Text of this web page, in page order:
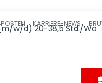
Navigation
KARRIERE-NEWS
w/d) 20-38,5 Std./Wo